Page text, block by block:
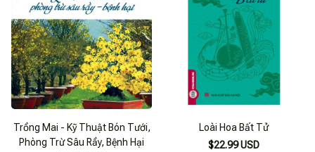
Trồng Mai - Kỹ Thuật Bón Tưới,
Phòng Trừ Sâu Rầy, Bệnh Hại
Loài Hoa Bất Tử
$22.99 USD